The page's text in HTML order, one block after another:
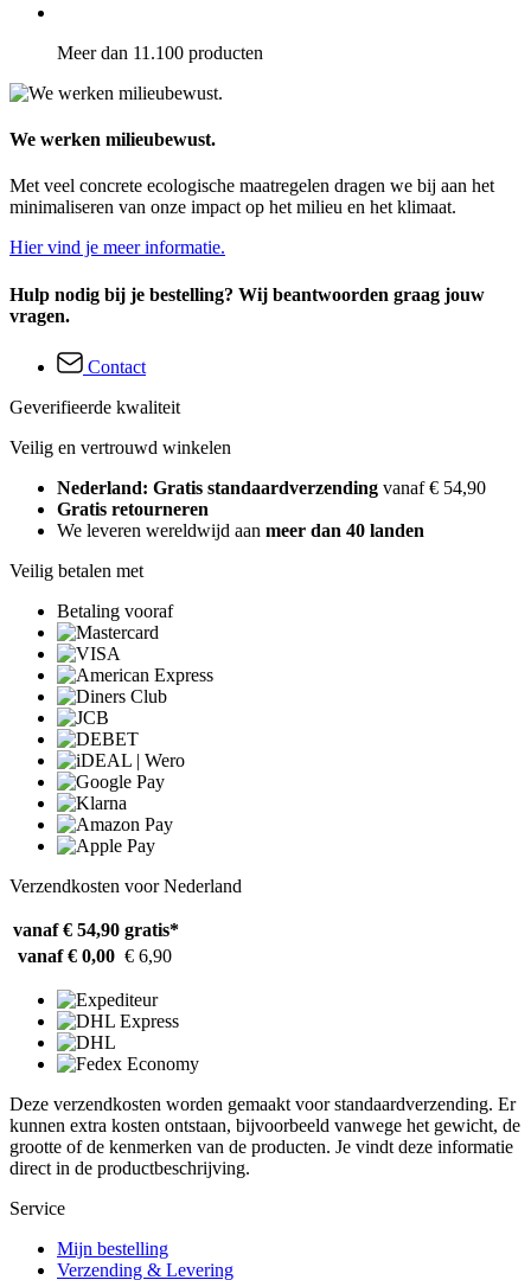
Meer dan 11.100 producten
We werken milieubewust.
Met veel concrete ecologische maatregelen dragen we bij aan het
minimaliseren van onze impact op het milieu en het klimaat.
Hier vind je meer informatie.
Hulp nodig bij je bestelling? Wij beantwoorden graag jouw
vragen.
Contact
Geverifieerde kwaliteit
Veilig en vertrouwd winkelen
Nederland: Gratis standaardverzending vanaf € 54,90
Gratis retourneren
We leveren wereldwijd aan meer dan 40 landen
Veilig betalen met
Betaling vooraf
Verzendkosten voor Nederland
vanaf € 54,90 gratis*
vanaf € 0,00 € 6,90
Deze verzendkosten worden gemaakt voor standaardverzending. Er
kunnen extra kosten ontstaan, bijvoorbeeld vanwege het gewicht, de
grootte of de kenmerken van de producten. Je vindt deze informatie
direct in de productbeschrijving.
Service
Mijn bestelling
Verzending & Levering